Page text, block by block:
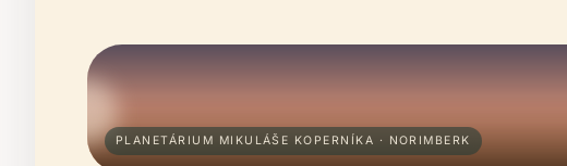
PLANETÁRIUM MIKULÁŠE KOPERNÍKA · NORIMBERK